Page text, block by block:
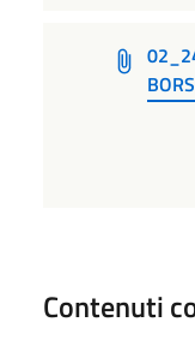
Contenuti